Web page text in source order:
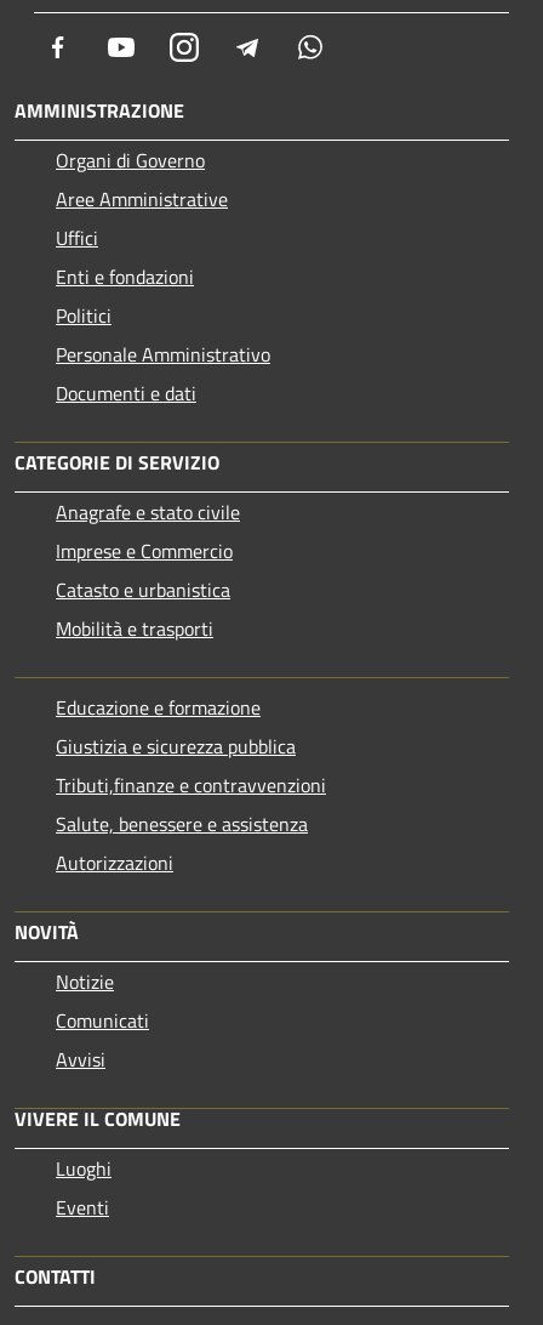
Facebook YoutubeInstagram Telegram
AMMINISTRAZIONE
Organi di Governo
Aree Amministrative
Uffici
Enti e fondazioni
Politici
Personale Amministrativo
Documenti e dati
CATEGORIE DI SERVIZIO
Anagrafe e stato civile
Imprese e Commercio
Catasto e urbanistica
Mobilità e trasporti
Educazione e formazione
Giustizia e sicurezza pubblica
Tributi,finanze e contravvenzioni
Salute, benessere e assistenza
Autorizzazioni
NOVITÀ
Notizie
Comunicati
Avvisi
VIVERE IL COMUNE
Luoghi
Eventi
CONTATTI